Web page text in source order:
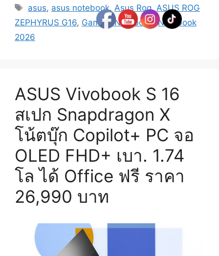
Ultra
9
/
5080
เบา
1.95
โล
จอ
OLED
2.5K@240Hz
139,990
บาท
Tags
asus, asus notebook, Asus Rog, ASUS ROG
ZEPHYRUS G16, Gaming Notebook, Notebook
2026
ASUS Vivobook S 16
สเปก Snapdragon X
โน้ตบุ๊ก Copilot+ PC จอ
OLED FHD+ เบา. 1.74
โล ได้ Office ฟรี ราคา
26,990 บาท